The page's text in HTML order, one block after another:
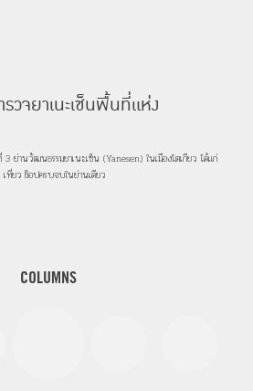
วจยาเนะเซ็นพื้นที่แห่ง
ย่านการค้าเก่าแก่ของเมือง
3 ย่านวัฒนธรรมยาเนะเซ็น (Yanesen) ในเมืองโตเกียว ได้แก่
ยว ช็อปครบจบในย่านเดียว
COLUMNS